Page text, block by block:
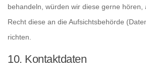
behandeln, würden wir diese gerne
Recht diese an die Aufsichtsbehörde
richten.
10. Kontaktdaten